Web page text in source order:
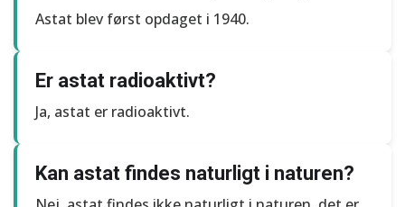
Astat blev først opdaget i 1940.
Er astat radioaktivt?
Ja, astat er radioaktivt.
Kan astat findes naturligt i naturen?